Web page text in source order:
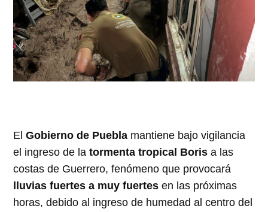
ElGobierno de Puebla mantiene bajo vigilancia
el ingreso de latormenta tropical Boris a las
costas de Guerrero, fenómeno que provocará
lluvias fuertes a muy fuertes en las próximas
horas, debido al ingreso de humedad al centro del